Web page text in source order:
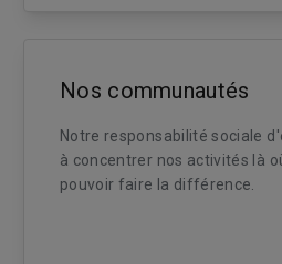
Nos communautés
Notre responsabilité sociale
à concentrer nos activités là
pouvoir faire la différence.